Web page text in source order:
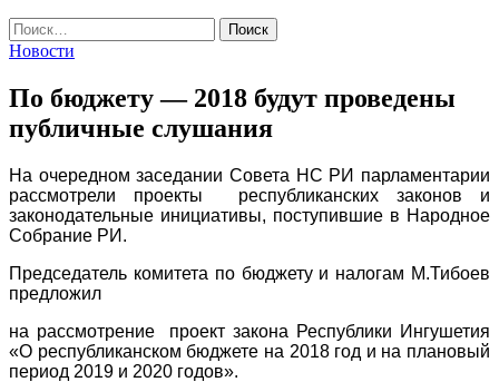
Найти:
Новости
По бюджету — 2018 будут проведены
публичные слушания
На очередном заседании Совета НС РИ парламентарии
рассмотрели проекты республиканских законов и
законодательные инициативы, поступившие в Народное
Собрание РИ.
Председатель комитета по бюджету и налогам М.Тибоев
предложил
на рассмотрение проект закона Республики Ингушетия
«О республиканском бюджете на 2018 год и на плановый
период 2019 и 2020 годов».